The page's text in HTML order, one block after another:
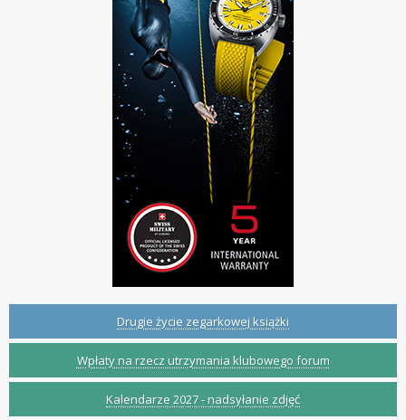
Drugie życie zegarkowej książki
Wpłaty na rzecz utrzymania klubowego forum
Kalendarze 2027 - nadsyłanie zdjęć